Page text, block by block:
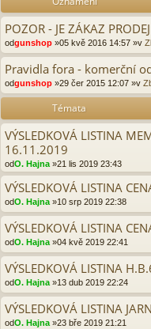
POZOR - JE ZÁKAZ
odgunshop »05 kvě 2016 14:57 »v
Pravidla fora - komerční
odgunshop »29 čer 2015 12:07 »v
Témata
VÝSLEDKOVÁ LISTINA
16.11.2019
odO. Hajna»21 lis 2019 23:43
VÝSLEDKOVÁ LISTINA
odO. Hajna»10 srp 2019 22:38
VÝSLEDKOVÁ LISTINA
odO. Hajna»04 kvě 2019 22:41
VÝSLEDKOVÁ LISTINA
odO. Hajna»13 dub 2019 22:24
VÝSLEDKOVÁ LISTINA
odO. Hajna»23 bře 2019 21:21